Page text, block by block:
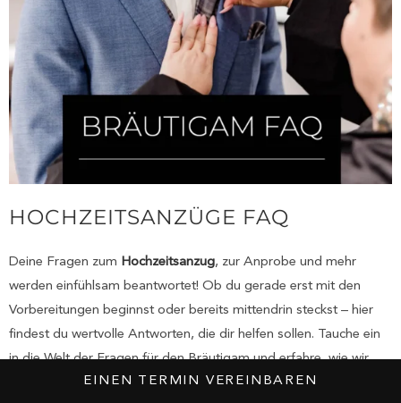
HOCHZEITSANZÜGE FAQ
Deine Fragen zum Hochzeitsanzug, zur Anprobe und mehr
werden einfühlsam beantwortet! Ob du gerade erst mit den
Vorbereitungen beginnst oder bereits mittendrin steckst – hier
findest du wertvolle Antworten, die dir helfen sollen. Tauche ein
in die Welt der Fragen für den Bräutigam und erfahre, wie wir
dich bei jedem Schritt unterstützen!
EINEN TERMIN VEREINBAREN